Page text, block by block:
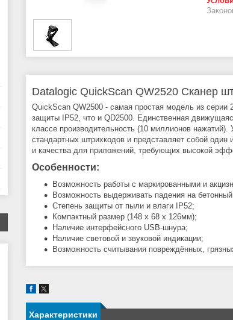
Datalogic QuickScan QW2520 Сканер
QuickScan QW2500 - самая простая модель из
защиты IP52, что и QD2500. Единственная
классе производительность (10 миллионов нажатий).
стандартных штрихкодов и представляет собой
и качества для приложений, требующих высокой
Особенности:
Возможность работы с маркированными и
Возможность выдерживать падения на
Степень защиты от пыли и влаги IP52;
Компактный размер (148 х 68 х 126мм);
Наличие интерфейсного USB-шнура;
Наличие световой и звуковой индикации;
Возможность считывания повреждённых,
Характеристики